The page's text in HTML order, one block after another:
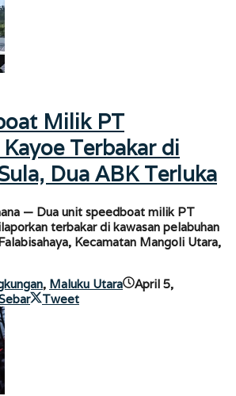
Milik PT
Terbakar di
Dua ABK Terluka
— Dua unit speedboat milik PT
terbakar di kawasan pelabuhan
Kecamatan Mangoli Utara,
, Maluku Utara
April 5,
Tweet